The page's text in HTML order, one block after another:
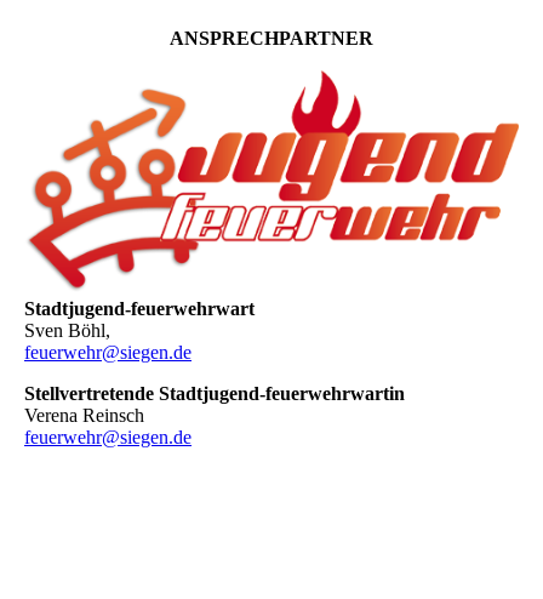
ANSPRECHPARTNER
Stadtjugend-feuerwehrwart
Sven Böhl,
feuerwehr@siegen.de
Stellvertretende Stadtjugend-feuerwehrwartin
Verena Reinsch
feuerwehr@siegen.de